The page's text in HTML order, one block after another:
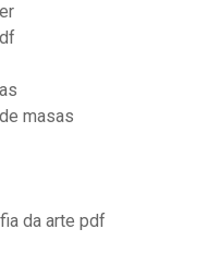
masas
da arte pdf